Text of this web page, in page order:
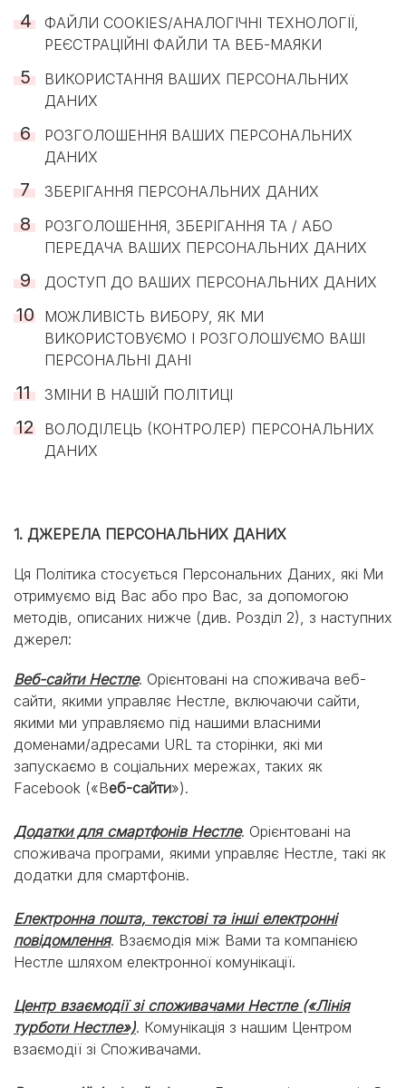
ФАЙЛИ COOKIES/АНАЛОГІЧНІ ТЕХНОЛОГІЇ,
РЕЄСТРАЦІЙНІ ФАЙЛИ ТА ВЕБ-МАЯКИ
ВИКОРИСТАННЯ ВАШИХ ПЕРСОНАЛЬНИХ
ДАНИХ
РОЗГОЛОШЕННЯ ВАШИХ ПЕРСОНАЛЬНИХ
ДАНИХ
ЗБЕРІГАННЯ ПЕРСОНАЛЬНИХ ДАНИХ
РОЗГОЛОШЕННЯ, ЗБЕРІГАННЯ ТА / АБО
ПЕРЕДАЧА ВАШИХ ПЕРСОНАЛЬНИХ ДАНИХ
ДОСТУП ДО ВАШИХ ПЕРСОНАЛЬНИХ ДАНИХ
МОЖЛИВІСТЬ ВИБОРУ, ЯК МИ
ВИКОРИСТОВУЄМО І РОЗГОЛОШУЄМО ВАШІ
ПЕРСОНАЛЬНІ ДАНІ
ЗМІНИ В НАШІЙ ПОЛІТИЦІ
ВОЛОДІЛЕЦЬ (КОНТРОЛЕР) ПЕРСОНАЛЬНИХ
ДАНИХ
1. ДЖЕРЕЛА ПЕРСОНАЛЬНИХ ДАНИХ
Ця Політика стосується Персональних Даних, які Ми
отримуємо від Вас або про Вас, за допомогою
методів, описаних нижче (див. Розділ 2), з наступних
джерел:
Веб-сайти Нестле. Орієнтовані на споживача веб-
сайти, якими управляє Нестле, включаючи сайти,
якими ми управляємо під нашими власними
доменами/адресами URL та сторінки, які ми
запускаємо в соціальних мережах, таких як
Facebook («Веб-сайти»).
Додатки для смартфонів Нестле. Орієнтовані на
споживача програми, якими управляє Нестле, такі як
додатки для смартфонів.
Електронна пошта, текстові та інші електронні
повідомлення. Взаємодія між Вами та компанією
Нестле шляхом електронної комунікації.
Центр взаємодії зі споживачами Нестле («Лінія
турботи Нестле»). Комунікація з нашим Центром
взаємодії зі Споживачами.